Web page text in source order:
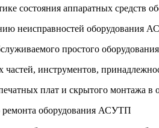
состояния аппаратных средств
неисправностей оборудования
простого
инструментов,
плат и скрытого монтажа
ремонта оборудования АСУТП